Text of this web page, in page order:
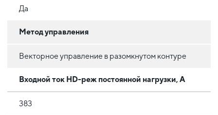
Да
Метод управления
Векторное управление в разомкнутом контуре
Входной ток HD-реж постоянной нагрузки, А
383